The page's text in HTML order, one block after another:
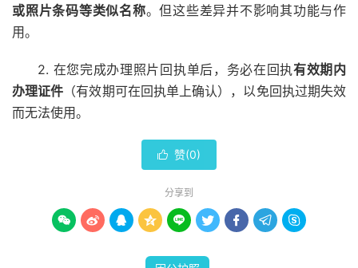
或照片条码等类似名称。但这些差异并不影响其功能与作
用。
2. 在您完成办理照片回执单后，务必在回执有效期内
办理证件 （有效期可在回执单上确认），以免回执过期失效
而无法使用。
 赞(0)
分享到
        